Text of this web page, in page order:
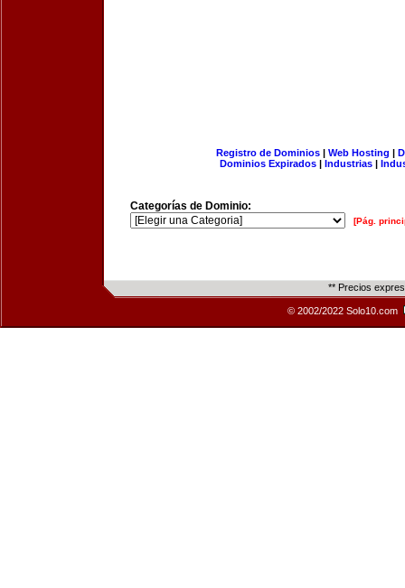
Registro de Dominios| Web Hosting |
Dominios Expirados | Industrias |
Categorías de Dominio:
[Pág.
** Precios
© 2002/2022 Solo10.com